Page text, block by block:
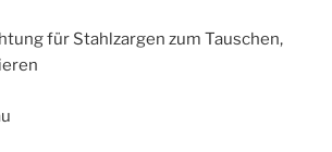
für Stahlzargen zum Tauschen,